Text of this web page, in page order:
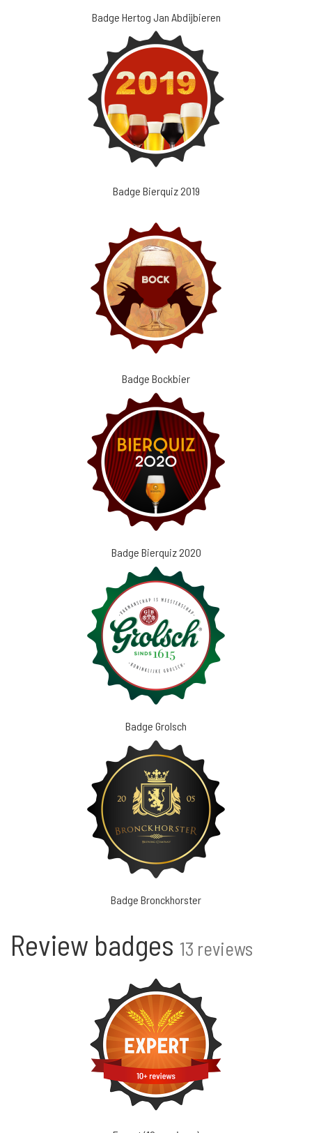
Badge Hertog Jan Abdijbieren
Badge Bierquiz 2019
Badge Bockbier
Badge Bierquiz 2020
Badge Grolsch
Badge Bronckhorster
Review badges 13 reviews